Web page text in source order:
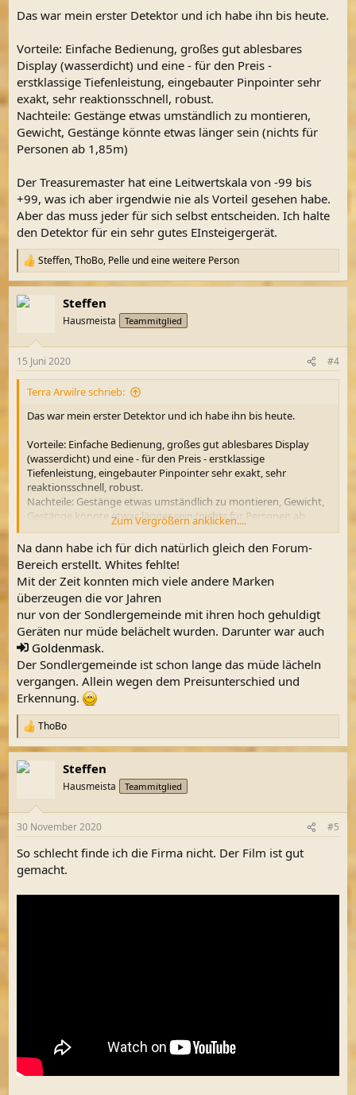
Das war mein erster Detektor und ich habe ihn bis heute.
Vorteile: Einfache Bedienung, großes gut ablesbares
Display (wasserdicht) und eine - für den Preis -
erstklassige Tiefenleistung, eingebauter Pinpointer sehr
exakt, sehr reaktionsschnell, robust.
Nachteile: Gestänge etwas umständlich zu montieren,
Gewicht, Gestänge könnte etwas länger sein (nichts für
Personen ab 1,85m)
Der Treasuremaster hat eine Leitwertskala von -99 bis
+99, was ich aber irgendwie nie als Vorteil gesehen habe.
Aber das muss jeder für sich selbst entscheiden. Ich halte
den Detektor für ein sehr gutes EInsteigergerät.
R
e
a
k
e
n
Steffen,ThoBo, Pelle und eine weitere Person
Steffen
Hausmeista Teammitglied
15 Juni 2020 #4
Terra Arwilre schrieb:
Das war mein erster Detektor und ich habe ihn bis heute.
Vorteile: Einfache Bedienung, großes gut ablesbares Display
(wasserdicht) und eine - für den Preis - erstklassige
Tiefenleistung, eingebauter Pinpointer sehr exakt, sehr
reaktionsschnell, robust.
Nachteile: Gestänge etwas umständlich zu montieren, Gewicht,
Gestänge könnte etwas länger sein (nichts für Personen ab
1,85m)
Der Treasuremaster hat eine Leitwertskala von -99 bis +99, was
ich aber irgendwie nie als Vorteil gesehen habe. Aber das muss
jeder für sich selbst entscheiden. Ich halte den Detektor für ein
sehr gutes EInsteigergerät.
Zum Vergrößern anklicken....
Na dann habe ich für dich natürlich gleich den Forum-
Bereich erstellt. Whites fehlte!
Mit der Zeit konnten mich viele andere Marken
überzeugen die vor Jahren
nur von der Sondlergemeinde mit ihren hoch gehuldigt
Geräten nur müde belächelt wurden. Darunter war auch
Goldenmask.
Der Sondlergemeinde ist schon lange das müde lächeln
vergangen. Allein wegen dem Preisunterschied und
Erkennung.
R
e
a
k
e
:
ThoBo
Steffen
Hausmeista Teammitglied
30 November 2020 #5
So schlecht finde ich die Firma nicht. Der Film ist gut
gemacht.